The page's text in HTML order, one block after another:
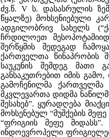
ძვ.წ. V ს. დასასრულის
წყალზე) მოხსენიებული
ადგილობრივ სახელს
ჩრდილოეთ
შერწყმის შედეგად
ქართველთა წინაპრობის
საუკუნის შემდეგ მათი
განსაკუთრებით იმის
გამოჩენილმა ქართველმა
მკვლევართა დიდმა
შესახებ”. ყურადღება
მოხსენებულ “მუშქების
“ფრიგიის მეფე
ინდოევროპელი